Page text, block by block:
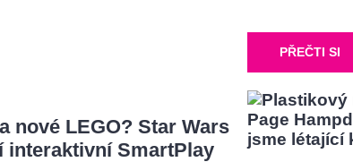
nové LEGO? Star Wars
interaktivní SmartPlay
PŘEČTI SI